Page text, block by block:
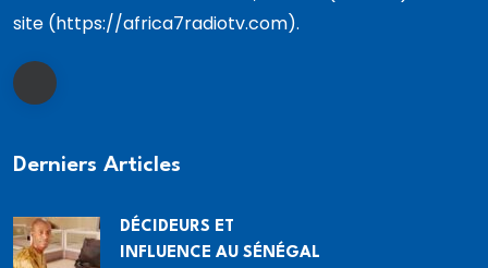
site (https://africa7radiotv.com).
Derniers Articles
DÉCIDEURS ET
INFLUENCE AU SÉNÉGAL